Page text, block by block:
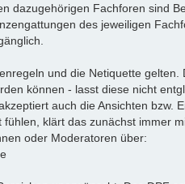
dazugehörigen Fachforen sind
des jeweiligen
und die Netiquette
können - lasst diese nicht
auch die Ansichten bzw.
klärt das zunächst immer
oder Moderatoren über: